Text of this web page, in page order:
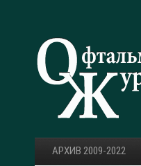
АРХИВ 2009-2022